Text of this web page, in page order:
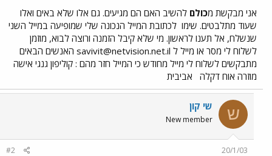
אני מבקשת מכולם להשיב האם הם מגיעים. גם אלו שלא באים ואלו
שעוד מתלבטים. שימו לכתובת המייל הנכונה שלי שמופיעה במייל השני
שנשלח, אל תענו לראשון. מי שלא קיבל הזמנה ורוצה לבוא, מוזמן
לשלוח לי מסר או מייל ל savivit@netvision.net.il האנשים הבאים
מתבקשים לשלוח לי מייל מחודש כי המייל חזר מהם : קוליפון גנגי אישה
מוזרה אוח דקלה
אביבית
ש שי קון
New member
20/1/03
#2